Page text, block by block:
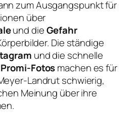
zum Ausgangspunkt für
über
und dieGefahr
Die ständige
und die schnelle
Promi-Fotosmachen es für
Landrut schwierig,
Meinung über ihre